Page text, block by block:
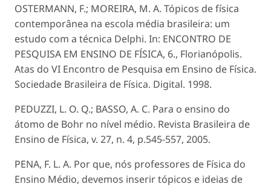
OSTERMANN, F.; MOREIRA, M. A. Tópicos de física
contemporânea na escola média brasileira: um
estudo com a técnica Delphi. In: ENCONTRO DE
PESQUISA EM ENSINO DE FÍSICA, 6., Florianópolis.
Atas do VI Encontro de Pesquisa em Ensino de Física.
Sociedade Brasileira de Física. Digital. 1998.
PEDUZZI, L. O. Q.; BASSO, A. C. Para o ensino do
átomo de Bohr no nível médio. Revista Brasileira de
Ensino de Física, v. 27, n. 4, p.545-557, 2005.
PENA, F. L. A. Por que, nós professores de Física do
Ensino Médio, devemos inserir tópicos e ideias de